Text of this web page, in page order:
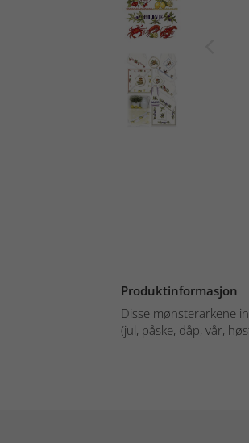
Produktinformasjon
Disse mønsterarkene
(jul, påske, dåp, vår,